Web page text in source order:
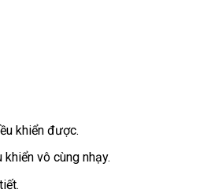
khiển được.
vô cùng nhạy.